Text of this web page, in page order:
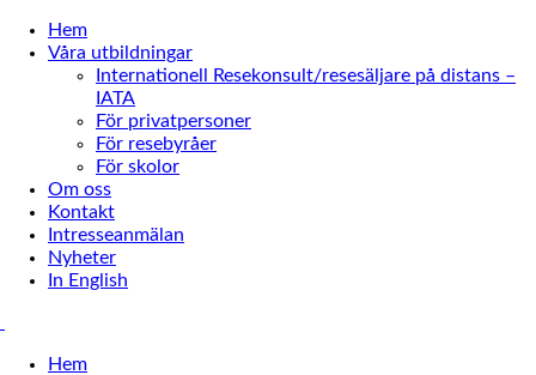
Hem
Våra utbildningar
Internationell Resekonsult/resesäljare på distans –
IATA
För privatpersoner
För resebyråer
För skolor
Om oss
Kontakt
Intresseanmälan
Nyheter
In English
Hem